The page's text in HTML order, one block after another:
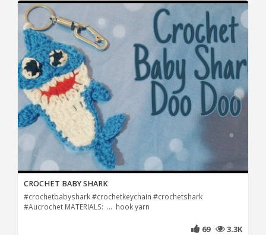
CROCHET BABY SHARK
#crochetbabyshark #crochetkeychain #crochetshark
#Aucrochet MATERIALS: ... hook yarn
69 3.3K